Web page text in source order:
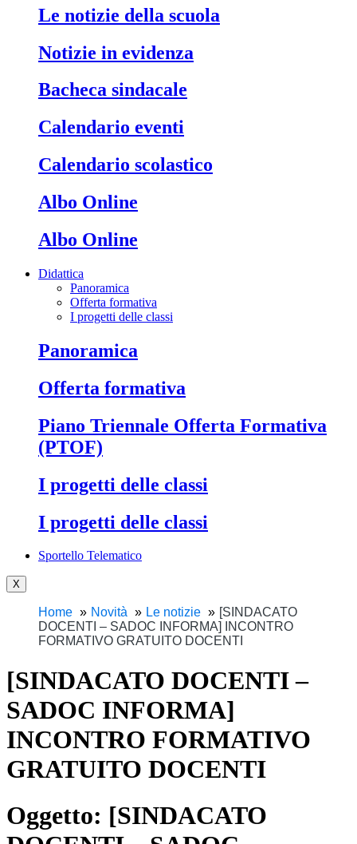
Le notizie della scuola
Notizie in evidenza
Bacheca sindacale
Calendario eventi
Calendario scolastico
Albo Online
Albo Online
Didattica
Panoramica
Offerta formativa
I progetti delle classi
Panoramica
Offerta formativa
Piano Triennale Offerta Formativa
(PTOF)
I progetti delle classi
I progetti delle classi
Sportello Telematico
X
Home Novità Le notizie
[SINDACATO
DOCENTI – SADOC INFORMA] INCONTRO
FORMATIVO GRATUITO DOCENTI
[SINDACATO DOCENTI –
SADOC INFORMA]
INCONTRO FORMATIVO
GRATUITO DOCENTI
Oggetto: [SINDACATO